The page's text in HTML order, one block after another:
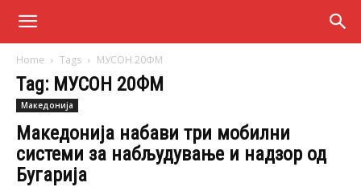
Home Tags МУСОН 20ФМ
Tag: МУСОН 20ФМ
Македонија
Македонија набави три мобилни
системи за набљудување и надзор од
Бугарија